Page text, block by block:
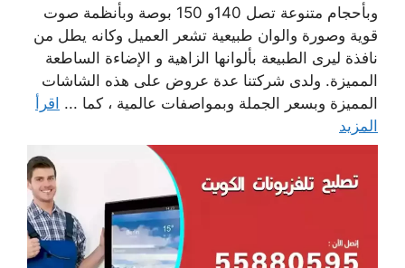
وبأحجام متنوعة تصل 140و 150 بوصة وبأنظمة صوت
قوية وصورة والوان طبيعية تشعر العميل وكانه يطل من
نافذة ليرى الطبيعة بألوانها الزاهية و الإضاءة الساطعة
المميزة. ولدى شركتنا عدة عروض على هذه الشاشات
المميزة وبسعر الجملة وبمواصفات عالمية ، كما ... اقرأ
المزيد